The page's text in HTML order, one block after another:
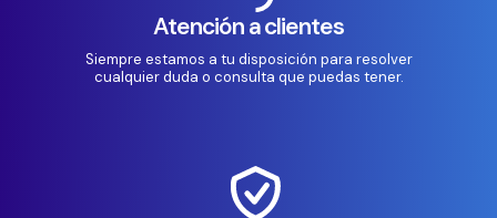
Atención a clientes
Siempre estamos a tu disposición para resolver
cualquier duda o consulta que puedas tener.